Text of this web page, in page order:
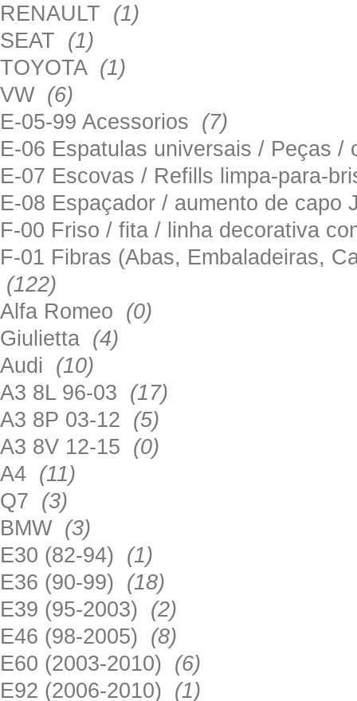
RENAULT (1)
SEAT (1)
TOYOTA (1)
VW (6)
E-05-99 Acessorios (7)
E-06 Espatulas universais / Peças
E-07 Escovas / Refills limpa-para-
E-08 Espaçador / aumento de
F-00 Friso / fita / linha decorativa
F-01 Fibras (Abas, Embaladeiras,
(122)
Alfa Romeo (0)
Giulietta (4)
Audi (10)
A3 8L 96-03 (17)
A3 8P 03-12 (5)
A3 8V 12-15 (0)
A4 (11)
Q7 (3)
BMW (3)
E30 (82-94) (1)
E36 (90-99) (18)
E39 (95-2003) (2)
E46 (98-2005) (8)
E60 (2003-2010) (6)
E92 (2006-2010) (1)